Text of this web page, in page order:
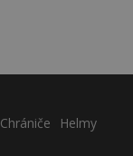
Chrániče
Helmy